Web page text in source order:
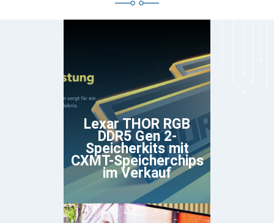
Lexar THOR RGB
DDR5 Gen 2-
Speicherkits mit
CXMT-Speicherchips
im Verkauf